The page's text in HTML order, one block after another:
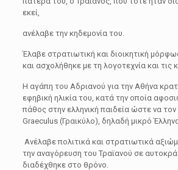
εκεί,
ανέλαβε την κηδεμονία του.
Έλαβε στρατιωτική και διοικητική
και ασχολήθηκε με τη λογοτεχνία και τις
Η αγάπη του Αδριανού για την Αθήνα
εφηβική ηλικία του, κατά την οποία
πάθος στην ελληνική παιδεία ώστε να
Graeculus (Γραικύλο), δηλαδή μικρό
Ανέλαβε πολιτικά και στρατιωτικά
την αναγόρευση του Τραϊανού σε
διαδέχθηκε στο θρόνο.